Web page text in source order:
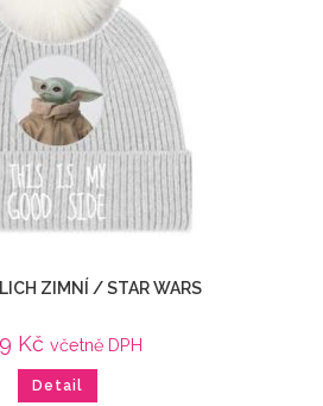
ZIMNÍ / STAR WARS
Kč včetně DPH
Detail